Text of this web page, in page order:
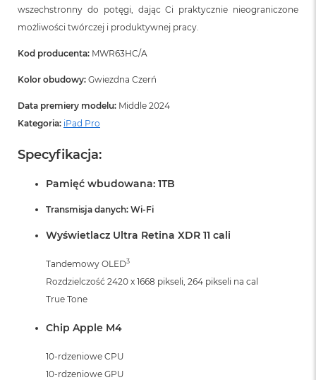
wszechstronny do potęgi, dając Ci praktycznie nieograniczone
możliwości twórczej i produktywnej pracy.
Kod producenta: MWR63HC/A
Kolor obudowy: Gwiezdna Czerń
Data premiery modelu: Middle 2024
Kategoria: iPad Pro
Specyfikacja:
Pamięć wbudowana: 1TB
Transmisja danych: Wi-Fi
Wyświetlacz Ultra Retina XDR 11 cali
Tandemowy OLED3
Rozdzielczość 2420 x 1668 pikseli, 264 pikseli na cal
True Tone
Chip Apple M4
10-rdzeniowe CPU
10-rdzeniowe GPU